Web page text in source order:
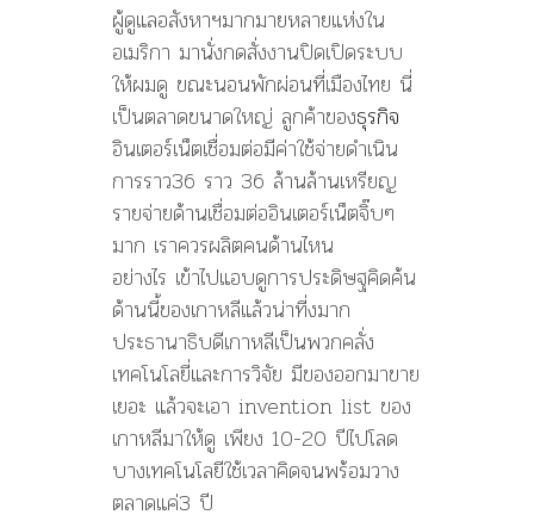
ผู้ดูแลอสังหาฯมากมายหลายแห่งใน
อเมริกา มานั่งกดสั่งงานปิดเปิดระบบ
ให้ผมดู ขณะนอนพักผ่อนที่เมืองไทย นี่
เป็นตลาดขนาดใหญ่ ลูกค้าของธุรกิจ
อินเตอร์เน็ตเชื่อมต่อมีค่าใช้จ่ายดำเนิน
การราว36 ราว 36 ล้านล้านเหรียญ
รายจ่ายด้านเชื่อมต่ออินเตอร์เน็ตจิ๊บๆ
มาก เราควรผลิตคนด้านไหน
อย่างไร เข้าไปแอบดูการประดิษฐคิดค้น
ด้านนี้ของเกาหลีแล้วน่าที่งมาก
ประธานาธิบดีเกาหลีเป็นพวกคลั่ง
เทคโนโลยี่และการวิจัย มีของออกมาขาย
เยอะ แล้วจะเอา invention list ของ
เกาหลีมาให้ดู เพียง 10-20 ปีไปโลด
บางเทคโนโลยีใช้เวลาคิดจนพร้อมวาง
ตลาดแค่3 ปี